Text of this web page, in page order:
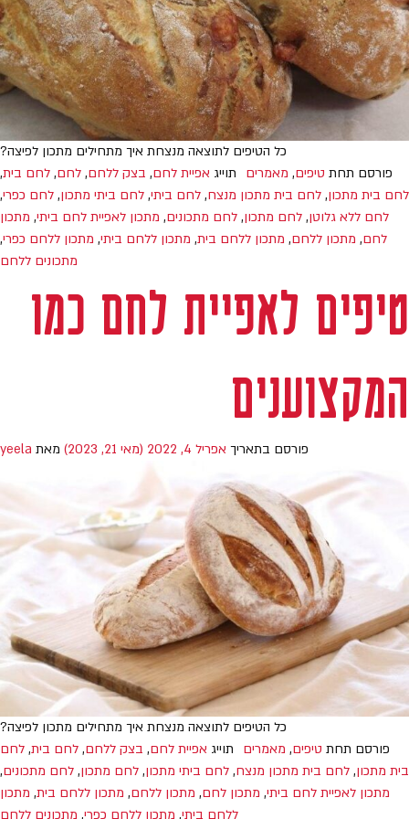
כל הטיפים לתוצאה מנצחת איך מתחילים מתכון לפיצה?
פורסם תחת טיפים, מאמרים תוייג אפיית לחם, בצק ללחם, לחם, לחם בית,
לחם בית מתכון, לחם בית מתכון מנצח, לחם ביתי, לחם ביתי מתכון, לחם כפרי,
לחם ללא גלוטן, לחם מתכון, לחם מתכונים, מתכון לאפיית לחם ביתי, מתכון
לחם, מתכון ללחם, מתכון ללחם בית, מתכון ללחם ביתי, מתכון ללחם כפרי,
מתכונים ללחם
טיפים לאפיית לחם כמו
המקצוענים
פורסם בתאריך אפריל 4, 2022 (מאי 21, 2023) מאת yeela
כל הטיפים לתוצאה מנצחת איך מתחילים מתכון לפיצה?
פורסם תחת טיפים, מאמרים תוייג אפיית לחם, בצק ללחם, לחם בית, לחם
בית מתכון, לחם בית מתכון מנצח, לחם ביתי מתכון, לחם מתכון, לחם מתכונים,
מתכון לאפיית לחם ביתי, מתכון לחם, מתכון ללחם, מתכון ללחם בית, מתכון
ללחם ביתי, מתכון ללחם כפרי, מתכונים ללחם